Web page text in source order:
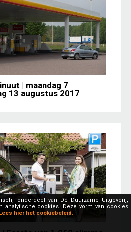
| maandag 7
13 augustus 2017
onderdeel van Dé Duurzame Uitgeverij,
analytische cookies. Deze vorm van cookies
hier het cookiebeleid.